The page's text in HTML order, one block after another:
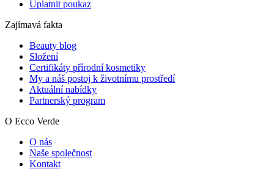
Uplatnit poukaz
Zajímavá fakta
Beauty blog
Složení
Certifikáty přírodní kosmetiky
My a náš postoj k životnímu prostředí
Aktuální nabídky
Partnerský program
O Ecco Verde
O nás
Naše společnost
Kontakt